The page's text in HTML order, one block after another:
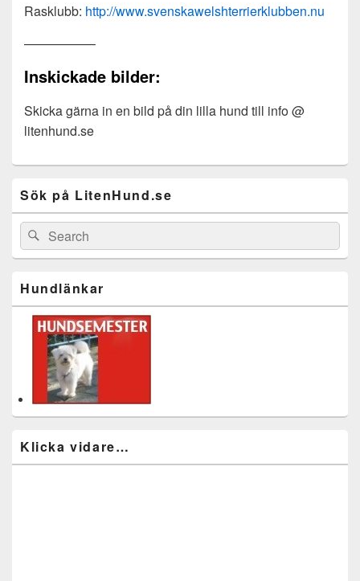
Rasklubb: http://www.svenskawelshterrierklubben.nu
—————–
Inskickade bilder:
Skicka gärna in en bild på din lilla hund till info @
litenhund.se
Sidebar
Widget
Area
Sök på LitenHund.se
Search
for:
Search
Hundlänkar
Klicka vidare…